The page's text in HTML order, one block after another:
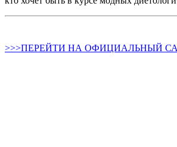
>>>ПЕРЕЙТИ НА ОФИЦИАЛЬНЫЙ